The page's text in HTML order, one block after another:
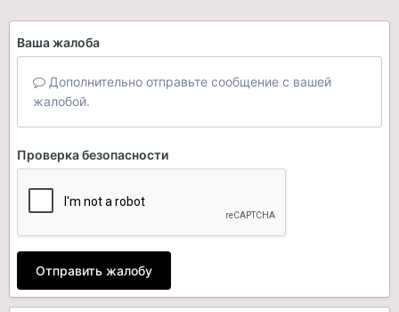
Ваша жалоба
Дополнительно отправьте сообщение с вашей
жалобой.
Проверка безопасности
Отправить жалобу